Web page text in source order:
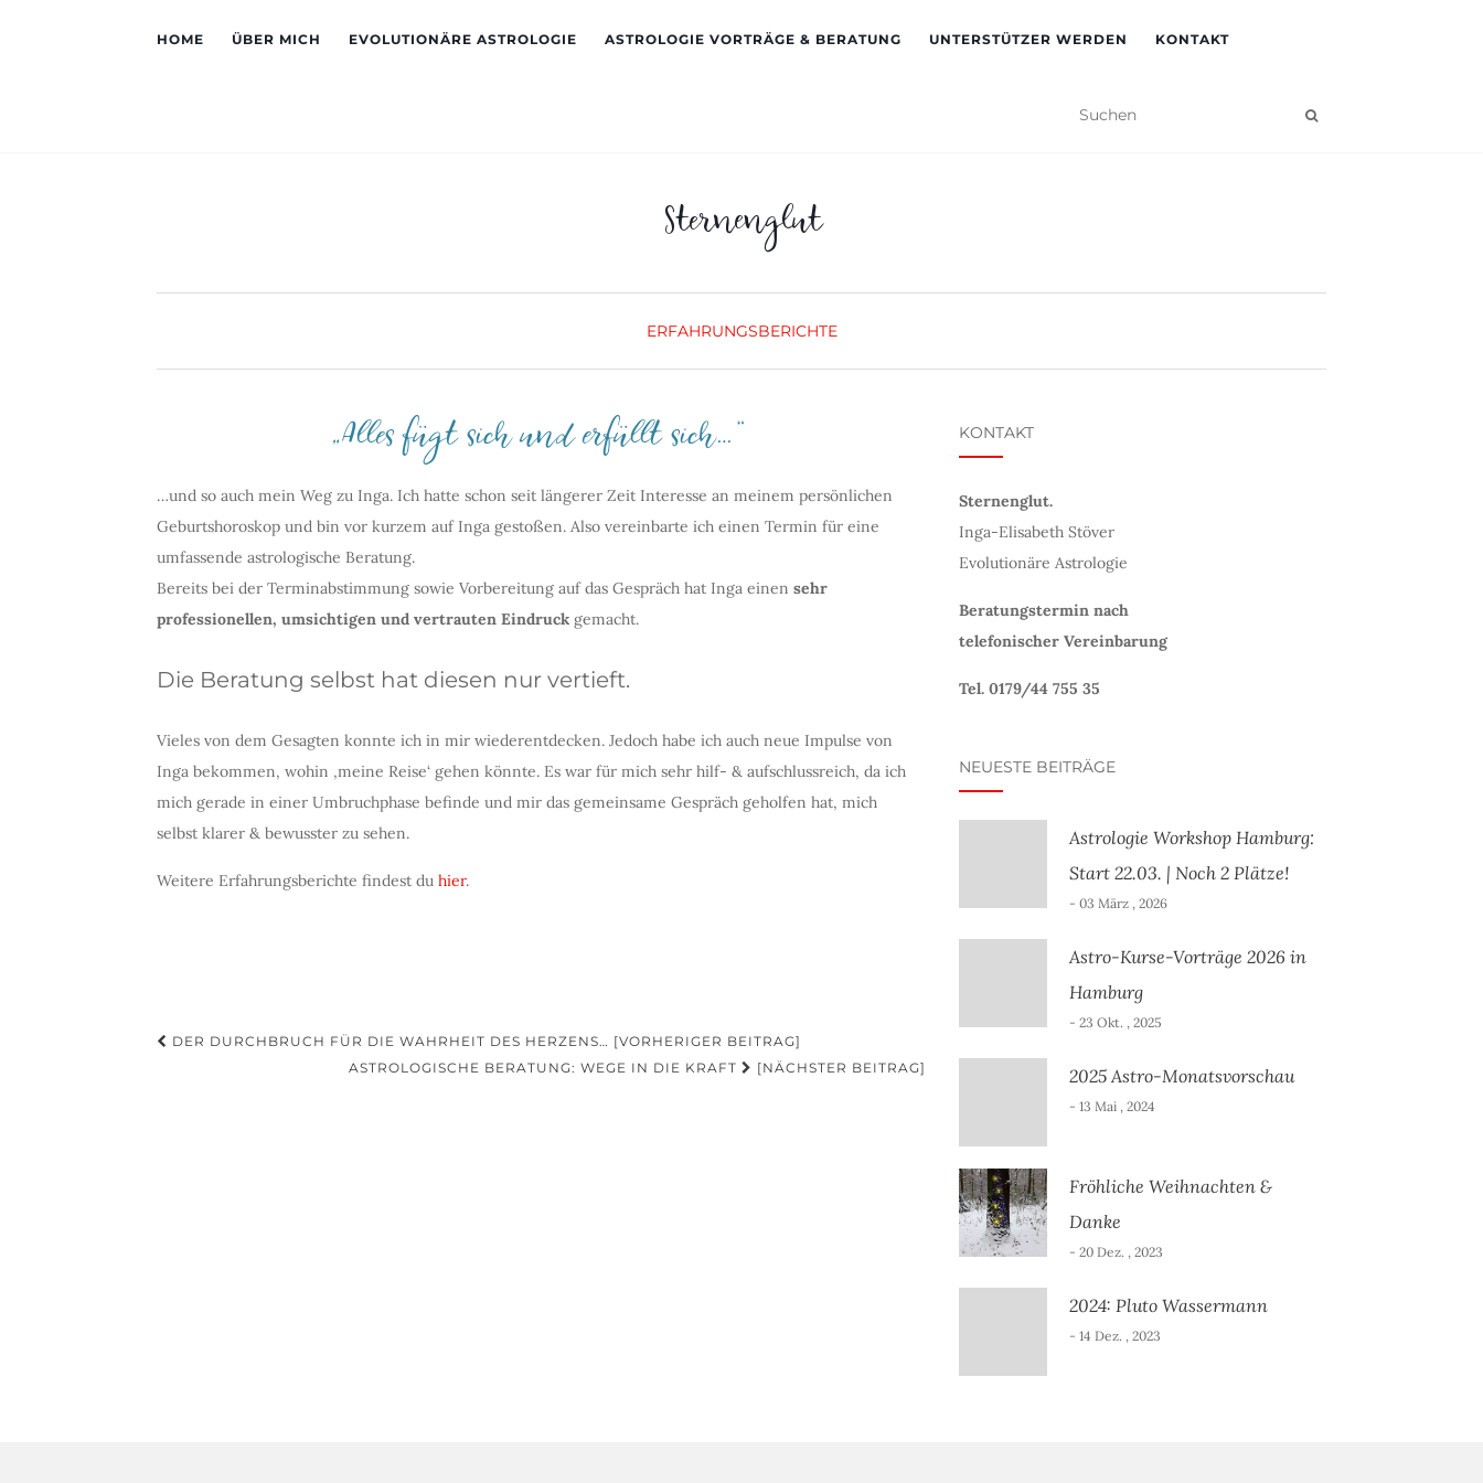
HOME ÜBER MICH EVOLUTIONÄRE ASTROLOGIE ASTROLOGIE VORTRÄGE & BERATUNG UNTERSTÜTZER WERDEN KONTAKT
Sternenglut
ERFAHRUNGSBERICHTE
„Alles fügt sich und erfüllt sich…“
…und so auch mein Weg zu Inga. Ich hatte schon seit längerer Zeit Interesse an meinem persönlichen
Geburtshoroskop und bin vor kurzem auf Inga gestoßen. Also vereinbarte ich einen Termin für eine
umfassende astrologische Beratung.
Bereits bei der Terminabstimmung sowie Vorbereitung auf das Gespräch hat Inga einen sehr
professionellen, umsichtigen und vertrauten Eindruck gemacht.
Die Beratung selbst hat diesen nur vertieft.
Vieles von dem Gesagten konnte ich in mir wiederentdecken. Jedoch habe ich auch neue Impulse von
Inga bekommen, wohin ‚meine Reise‘ gehen könnte. Es war für mich sehr hilf- & aufschlussreich, da ich
mich gerade in einer Umbruchphase befinde und mir das gemeinsame Gespräch geholfen hat, mich
selbst klarer & bewusster zu sehen.
Weitere Erfahrungsberichte findest du hier.
Beitragsnavigation
DER DURCHBRUCH FÜR DIE WAHRHEIT DES HERZENS… [VORHERIGER BEITRAG]
ASTROLOGISCHE BERATUNG: WEGE IN DIE KRAFT
[NÄCHSTER BEITRAG]
KONTAKT
Sternenglut.
Inga-Elisabeth Stöver
Evolutionäre Astrologie
Beratungstermin nach
telefonischer Vereinbarung
Tel. 0179/44 755 35
NEUESTE BEITRÄGE
Astrologie Workshop Hamburg:
Start 22.03. | Noch 2 Plätze!
- 03 März , 2026
Astro-Kurse-Vorträge 2026 in
Hamburg
- 23 Okt. , 2025
2025 Astro-Monatsvorschau
- 13 Mai , 2024
Fröhliche Weihnachten &
Danke
- 20 Dez. , 2023
2024: Pluto Wassermann
- 14 Dez. , 2023